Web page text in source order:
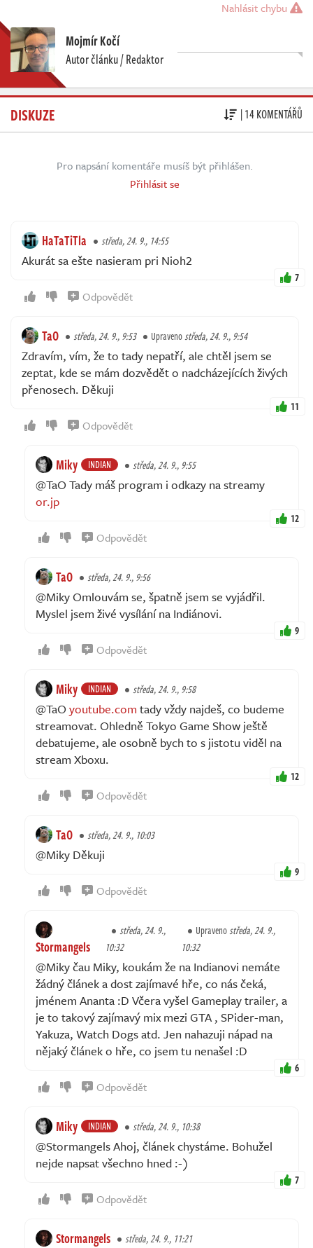
Nahlásit chybu
Mojmír Kočí
Autor článku / Redaktor
DISKUZE | 14 KOMENTÁŘŮ
Pro napsání komentáře musíš být přihlášen.
Přihlásit se
HaTaTiTla středa, 24. 9., 14:55
Akurát sa ešte nasieram pri Nioh2
7
Odpovědět
TaO středa, 24. 9., 9:53 Upravenostředa, 24. 9., 9:54
Zdravím, vím, že to tady nepatří, ale chtěl jsem se
zeptat, kde se mám dozvědět o nadcházejících živých
přenosech. Děkuji
11
Odpovědět
Miky INDIAN středa, 24. 9., 9:55
@TaO Tady máš program i odkazy na streamy
or.jp
12
Odpovědět
TaO středa, 24. 9., 9:56
@Miky Omlouvám se, špatně jsem se vyjádřil.
Myslel jsem živé vysílání na Indiánovi.
9
Odpovědět
Miky INDIAN středa, 24. 9., 9:58
@TaO youtube.com tady vždy najdeš, co budeme
streamovat. Ohledně Tokyo Game Show ještě
debatujeme, ale osobně bych to s jistotu viděl na
stream Xboxu.
12
Odpovědět
TaO středa, 24. 9., 10:03
@Miky Děkuji
9
Odpovědět
Stormangels
středa, 24. 9.,
10:32
Upravenostředa, 24. 9.,
10:32
@Miky čau Miky, koukám že na Indianovi nemáte
žádný článek a dost zajímavé hře, co nás čeká,
jménem Ananta :D Včera vyšel Gameplay trailer, a
je to takový zajímavý mix mezi GTA , SPider-man,
Yakuza, Watch Dogs atd. Jen nahazuji nápad na
nějaký článek o hře, co jsem tu nenašel :D
6
Odpovědět
Miky INDIAN středa, 24. 9., 10:38
@Stormangels Ahoj, článek chystáme. Bohužel
nejde napsat všechno hned :-)
7
Odpovědět
Stormangels středa, 24. 9., 11:21